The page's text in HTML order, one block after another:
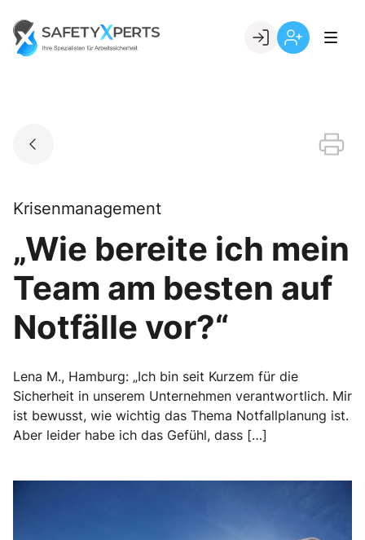
content
Go to landing page.
Krisenmanagement
„Wie bereite ich mein
Team am besten auf
Notfälle vor?“
Lena M., Hamburg: „Ich bin seit Kurzem für die
Sicherheit in unserem Unternehmen verantwortlich. Mir
ist bewusst, wie wichtig das Thema Notfallplanung ist.
Aber leider habe ich das Gefühl, dass […]